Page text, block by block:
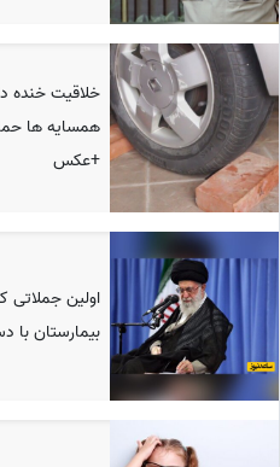
خلاقیت خنده
همسایه ها
+عکس
اولین جملاتی
بیمارستان